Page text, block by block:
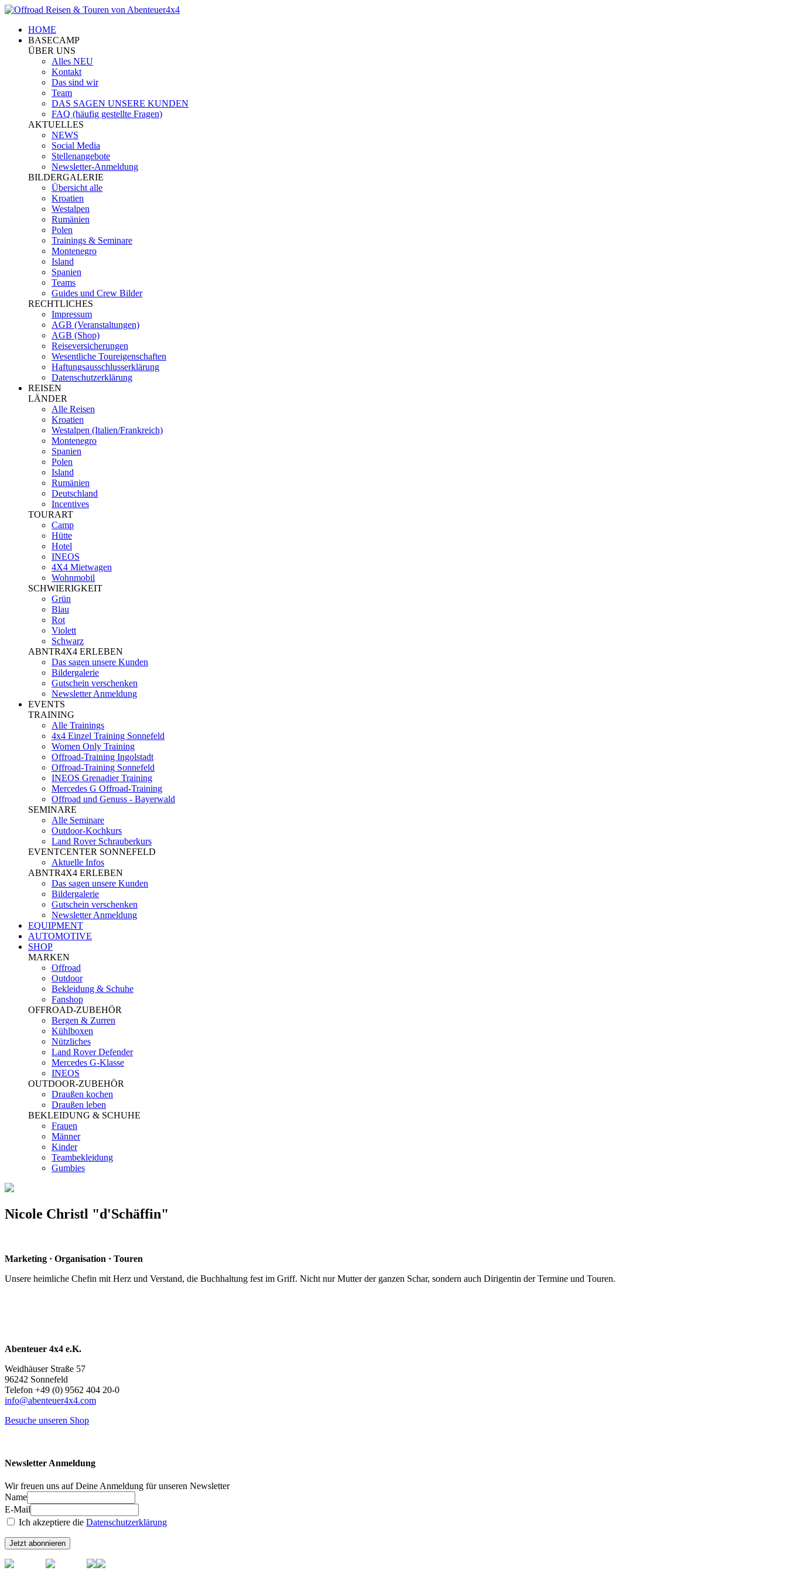
HOME
BASECAMP
ÜBER UNS
Alles NEU
Kontakt
Das sind wir
Team
DAS SAGEN UNSERE KUNDEN
FAQ (häufig gestellte Fragen)
AKTUELLES
NEWS
Social Media
Stellenangebote
Newsletter-Anmeldung
BILDERGALERIE
Übersicht alle
Kroatien
Westalpen
Rumänien
Polen
Trainings & Seminare
Montenegro
Island
Spanien
Teams
Guides und Crew Bilder
RECHTLICHES
Impressum
AGB (Veranstaltungen)
AGB (Shop)
Reiseversicherungen
Wesentliche Toureigenschaften
Haftungsausschlusserklärung
Datenschutzerklärung
REISEN
LÄNDER
Alle Reisen
Kroatien
Westalpen (Italien/Frankreich)
Montenegro
Spanien
Polen
Island
Rumänien
Deutschland
Incentives
TOURART
Camp
Hütte
Hotel
INEOS
4X4 Mietwagen
Wohnmobil
SCHWIERIGKEIT
Grün
Blau
Rot
Violett
Schwarz
ABNTR4X4 ERLEBEN
Das sagen unsere Kunden
Bildergalerie
Gutschein verschenken
Newsletter Anmeldung
EVENTS
TRAINING
Alle Trainings
4x4 Einzel Training Sonnefeld
Women Only Training
Offroad-Training Ingolstadt
Offroad-Training Sonnefeld
INEOS Grenadier Training
Mercedes G Offroad-Training
Offroad und Genuss - Bayerwald
SEMINARE
Alle Seminare
Outdoor-Kochkurs
Land Rover Schrauberkurs
EVENTCENTER SONNEFELD
Aktuelle Infos
ABNTR4X4 ERLEBEN
Das sagen unsere Kunden
Bildergalerie
Gutschein verschenken
Newsletter Anmeldung
EQUIPMENT
AUTOMOTIVE
SHOP
MARKEN
Offroad
Outdoor
Bekleidung & Schuhe
Fanshop
OFFROAD-ZUBEHÖR
Bergen & Zurren
Kühlboxen
Nützliches
Land Rover Defender
Mercedes G-Klasse
INEOS
OUTDOOR-ZUBEHÖR
Draußen kochen
Draußen leben
BEKLEIDUNG & SCHUHE
Frauen
Männer
Kinder
Teambekleidung
Gumbies
Nicole Christl "d'Schäffin"
Marketing · Organisation · Touren
Unsere heimliche Chefin mit Herz und Verstand, die Buchhaltung fest im Griff. Nicht nur Mutter der ganzen Schar, sondern auch Dirigentin der Termine und Touren.
Abenteuer 4x4 e.K.
Weidhäuser Straße 57
96242 Sonnefeld
Telefon +49 (0) 9562 404 20-0
info@abenteuer4x4.com
Besuche unseren Shop
Newsletter Anmeldung
Wir freuen uns auf Deine Anmeldung für unseren Newsletter
Name
E-Mail
Ich akzeptiere die Datenschutzerklärung